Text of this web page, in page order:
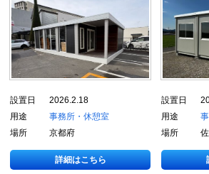
設置日
2026.2.18
用途
事務所・休憩室
場所
京都府
詳細はこちら
設置日
用途
場所